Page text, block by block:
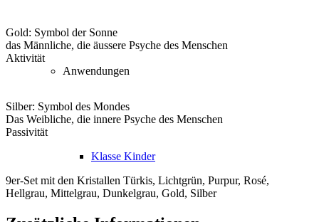
Anwendungen
Klasse Kinder
Gold: Symbol der Sonne
das Männliche, die äussere Psyche des Menschen
Aktivität
Silber: Symbol des Mondes
Das Weibliche, die innere Psyche des Menschen
Passivität
9er-Set mit den Kristallen Türkis, Lichtgrün, Purpur, Rosé,
Hellgrau, Mittelgrau, Dunkelgrau, Gold, Silber